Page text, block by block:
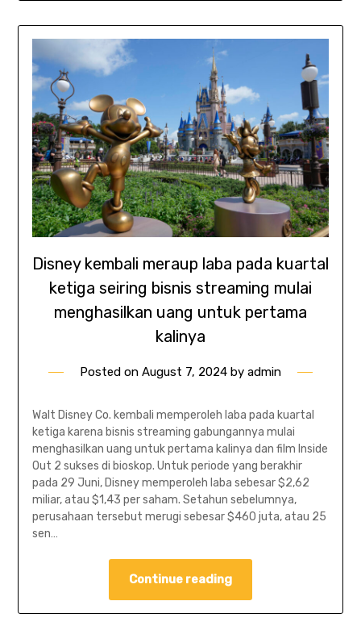
Disney kembali meraup laba pada kuartal
ketiga seiring bisnis streaming mulai
menghasilkan uang untuk pertama
kalinya
Posted on August 7, 2024 by admin
Walt Disney Co. kembali memperoleh laba pada kuartal
ketiga karena bisnis streaming gabungannya mulai
menghasilkan uang untuk pertama kalinya dan film Inside
Out 2 sukses di bioskop. Untuk periode yang berakhir
pada 29 Juni, Disney memperoleh laba sebesar $2,62
miliar, atau $1,43 per saham. Setahun sebelumnya,
perusahaan tersebut merugi sebesar $460 juta, atau 25
sen…
Continue reading